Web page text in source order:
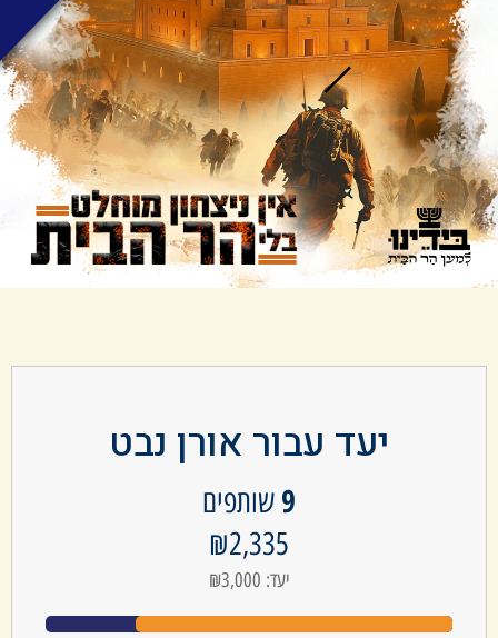
יעד עבור אורן נבט
9 שותפים
₪2,335
יעד: ₪3,000